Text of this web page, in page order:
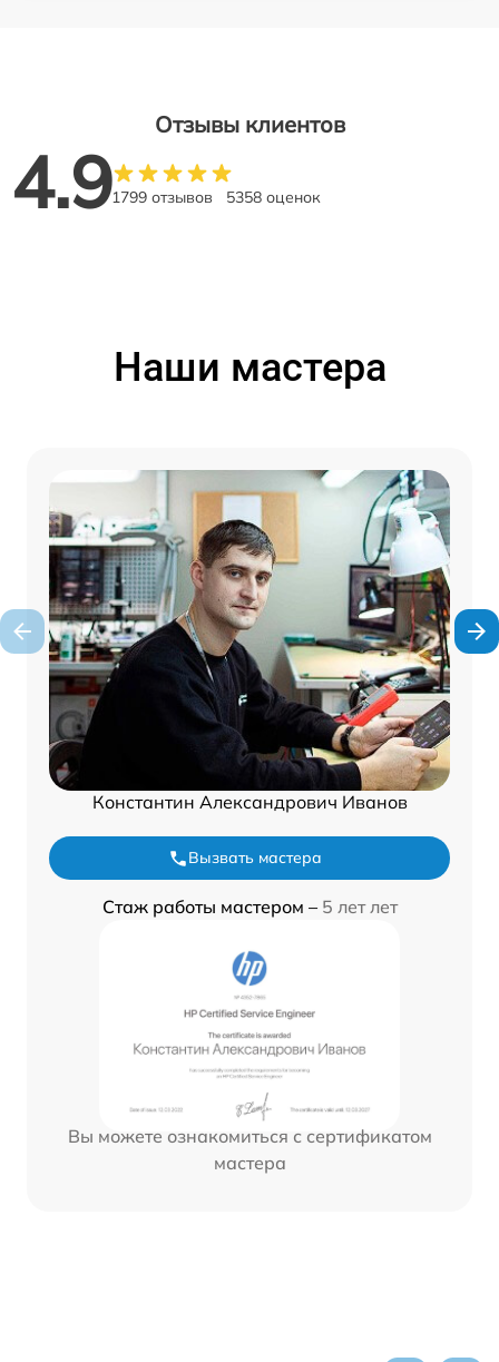
Отзывы клиентов
4.91799 отзывов 5358 оценок
Наши мастера
Константин Александрович Иванов
Вызвать мастера
Стаж работы мастером – 5 лет лет
Вы можете ознакомиться с сертификатом
мастера